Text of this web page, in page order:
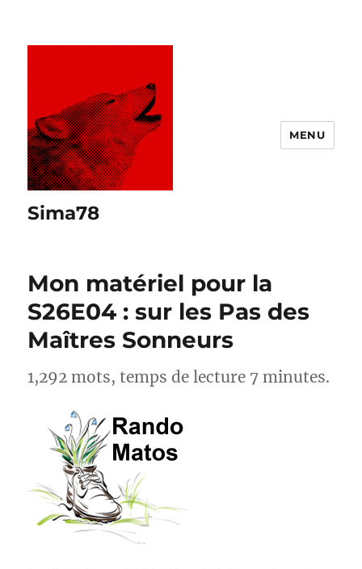
Sima78
MENU
Mon matériel pour la
S26E04 : sur les Pas des
Maîtres Sonneurs
1,292 mots, temps de lecture 7 minutes.